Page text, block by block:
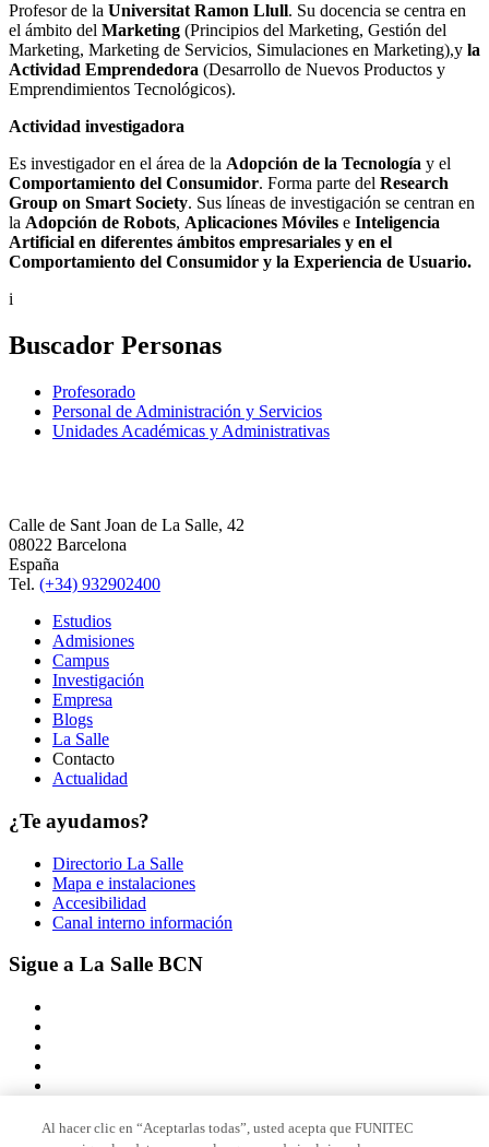
Profesor de la Universitat Ramon Llull. Su docencia se centra en
el ámbito del Marketing (Principios del Marketing, Gestión del
Marketing, Marketing de Servicios, Simulaciones en Marketing),y la
Actividad Emprendedora (Desarrollo de Nuevos Productos y
Emprendimientos Tecnológicos).
Actividad investigadora
Es investigador en el área de la Adopción de la Tecnología y el
Comportamiento del Consumidor. Forma parte del Research
Group on Smart Society. Sus líneas de investigación se centran en
la Adopción de Robots, Aplicaciones Móviles e Inteligencia
Artificial en diferentes ámbitos empresariales y en el
Comportamiento del Consumidor y la Experiencia de Usuario.
i
Buscador Personas
Profesorado
Personal de Administración y Servicios
Unidades Académicas y Administrativas
Calle de Sant Joan de La Salle, 42
08022 Barcelona
España
Tel. (+34) 932902400
Estudios
Admisiones
Campus
Investigación
Empresa
Blogs
La Salle
Contacto
Actualidad
¿Te ayudamos?
Directorio La Salle
Mapa e instalaciones
Accesibilidad
Canal interno información
Sigue a La Salle BCN
Al hacer clic en “Aceptarlas todas”, usted acepta que FUNITEC